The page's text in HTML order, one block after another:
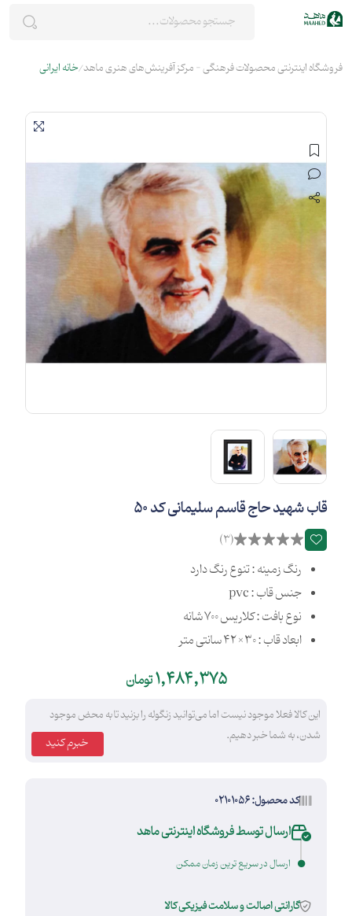
فروشگاه اینترنتی محصولات فرهنگی - مرکز آفرینش‌های هنری ماهد خانه ایرانی
قاب شهید حاج قاسم سلیمانی کد 50
(3)
رنگ زمینه : تنوع رنگ دارد
جنس قاب : pvc
نوع بافت : کلاریس 700 شانه
ابعاد قاب : 30×42 سانتی متر
1,484,375تومان
این کالا فعلا موجود نیست اما می‌توانید زنگوله را بزنید تا به محض موجود
شدن، به شما خبر دهیم.
کد محصول: 02101056
ارسال توسط فروشگاه اینترنتی ماهد
ارسال در سریع ترین زمان ممکن
گارانتی اصالت و سلامت فیزیکی کالا